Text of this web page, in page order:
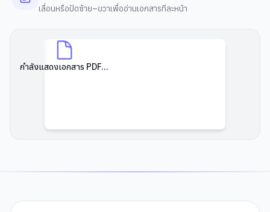
เลื่อนหรือปัดซ้าย–ขวาเพื่ออ่านเอกสารทีละหน้า
กำลังแสดงเอกสาร PDF...